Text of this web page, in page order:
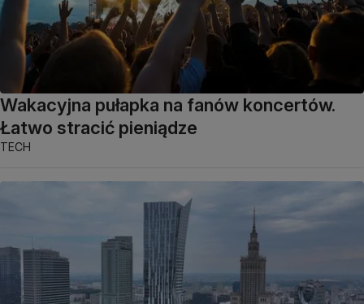
Wakacyjna pułapka na fanów koncertów.
Łatwo stracić pieniądze
TECH